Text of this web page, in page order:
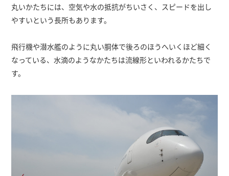
丸いかたちには、空気や水の抵抗がちいさく、スピードを出し
やすいという長所もあります。
飛行機や潜水艦のように丸い胴体で後ろのほうへいくほど細く
なっている、水滴のようなかたちは流線形といわれるかたちで
す。